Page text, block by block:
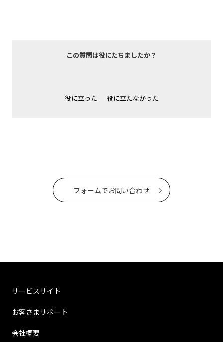
この質問は役にたちましたか？
役に立った 役に立たなかった
フォームでお問い合わせ
サービスサイト
お客さまサポート
会社概要